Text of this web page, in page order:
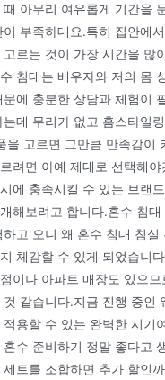
아무리 여유롭게 기간을
이 부족하대요.특히 집안에
고르는 것이 가장 시간을 많
침대는 배우자와 저의 몸
에 충분한 상담과 체험이
는데 무리가 없고 홈스타일
을 고르면 그만큼 만족감이
려면 아예 제대로 선택해
에 충족시킬 수 있는 브랜
해보려고 합니다.혼수 침
고 오니 왜 혼수 침대 침실
체감할 수 있게 되었습니
이나 아파트 매장도 있으
것 같습니다.지금 진행 중인
적용할 수 있는 완벽한 시기
혼수 준비하기 정말 좋다고
트를 조합하면 추가 할인